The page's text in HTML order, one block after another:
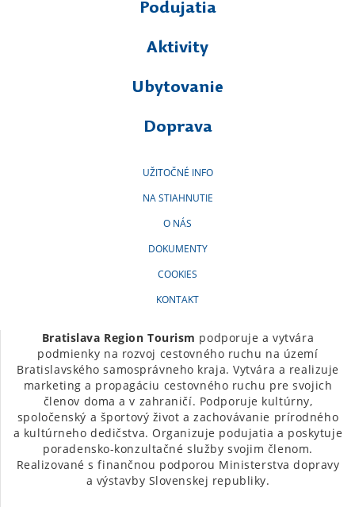
Podujatia
Aktivity
Ubytovanie
Doprava
UŽITOČNÉ INFO
NA STIAHNUTIE
O NÁS
DOKUMENTY
COOKIES
KONTAKT
Bratislava Region Tourism podporuje a vytvára
podmienky na rozvoj cestovného ruchu na území
Bratislavského samosprávneho kraja. Vytvára a realizuje
marketing a propagáciu cestovného ruchu pre svojich
členov doma a v zahraničí. Podporuje kultúrny,
spoločenský a športový život a zachovávanie prírodného
a kultúrneho dedičstva. Organizuje podujatia a poskytuje
poradensko-konzultačné služby svojim členom.
Realizované s finančnou podporou Ministerstva dopravy
a výstavby Slovenskej republiky.